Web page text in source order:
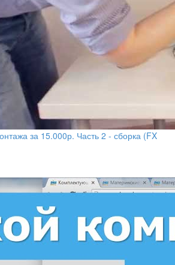
за 15.000р. Часть 2 - сборка (FX